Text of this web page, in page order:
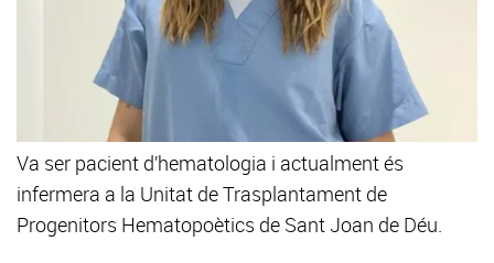
Va ser pacient d’hematologia i actualment és
infermera a la Unitat de Trasplantament de
Progenitors Hematopoètics de Sant Joan de Déu.